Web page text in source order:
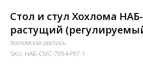
Стол и стул Хохлома
растущий
Хохломская роспись
SKU: НАБ-СМС-7954-РЕГ-1